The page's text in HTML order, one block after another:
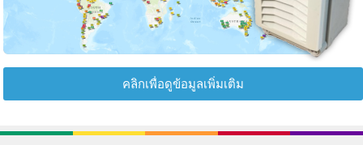
คลิกเพื่อดูข้อมูลเพิ่มเติม